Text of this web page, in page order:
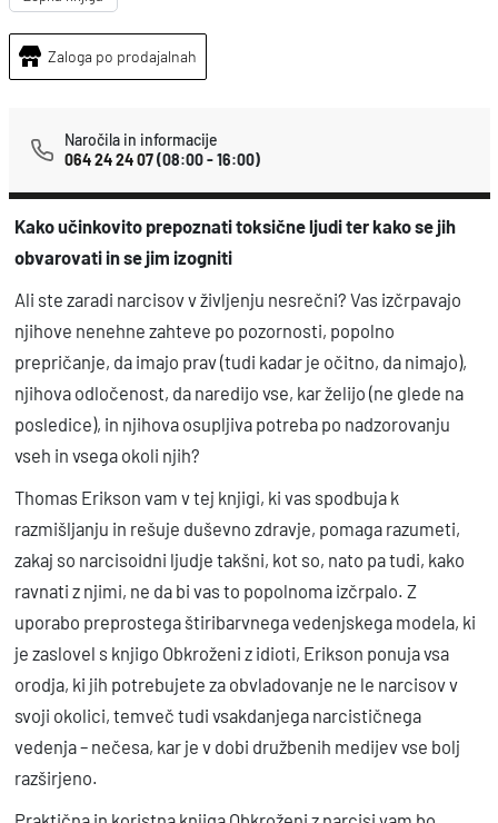
e
i
c
s
k
o
č
n
a
Zaloga po prodajalnah
Naročila in informacije
064 24 24 07(08:00 - 16:00)
Kako učinkovito prepoznati toksične ljudi ter kako se jih
obvarovati in se jim izogniti
Ali ste zaradi narcisov v življenju nesrečni? Vas izčrpavajo
njihove nenehne zahteve po pozornosti, popolno
prepričanje, da imajo prav (tudi kadar je očitno, da nimajo),
njihova odločenost, da naredijo vse, kar želijo (ne glede na
posledice), in njihova osupljiva potreba po nadzorovanju
vseh in vsega okoli njih?
Thomas Erikson vam v tej knjigi, ki vas spodbuja k
razmišljanju in rešuje duševno zdravje, pomaga razumeti,
zakaj so narcisoidni ljudje takšni, kot so, nato pa tudi, kako
ravnati z njimi, ne da bi vas to popolnoma izčrpalo. Z
uporabo preprostega štiribarvnega vedenjskega modela, ki
je zaslovel s knjigo Obkroženi z idioti, Erikson ponuja vsa
orodja, ki jih potrebujete za obvladovanje ne le narcisov v
svoji okolici, temveč tudi vsakdanjega narcističnega
vedenja – nečesa, kar je v dobi družbenih medijev vse bolj
razširjeno.